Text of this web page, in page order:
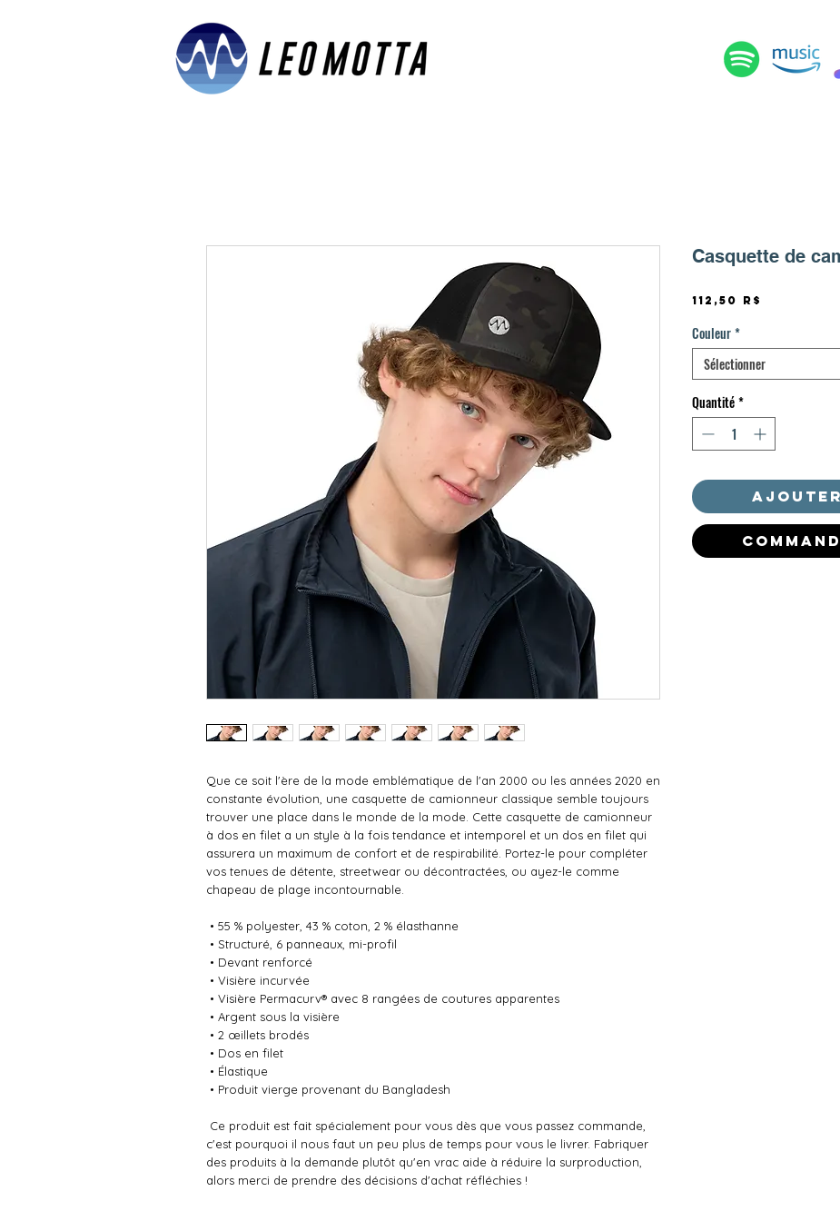
Que ce soit l'ère de la mode emblématique de l'an 2000 ou les années 2020 en
constante évolution, une casquette de camionneur classique semble toujours
trouver une place dans le monde de la mode. Cette casquette de camionneur
à dos en filet a un style à la fois tendance et intemporel et un dos en filet qui
assurera un maximum de confort et de respirabilité. Portez-le pour compléter
vos tenues de détente, streetwear ou décontractées, ou ayez-le comme
chapeau de plage incontournable.
• 55 % polyester, 43 % coton, 2 % élasthanne
• Structuré, 6 panneaux, mi-profil
• Devant renforcé
• Visière incurvée
• Visière Permacurv® avec 8 rangées de coutures apparentes
• Argent sous la visière
• 2 œillets brodés
• Dos en filet
• Élastique
• Produit vierge provenant du Bangladesh
c'est pourquoi il nous faut un peu plus de temps pour vous le livrer. Fabriquer
des produits à la demande plutôt qu'en vrac aide à réduire la surproduction,
alors merci de prendre des décisions d'achat réfléchies !
Casquette de
112,50 R$
Couleur*
Sélectionner
Quantité*
Ajouter